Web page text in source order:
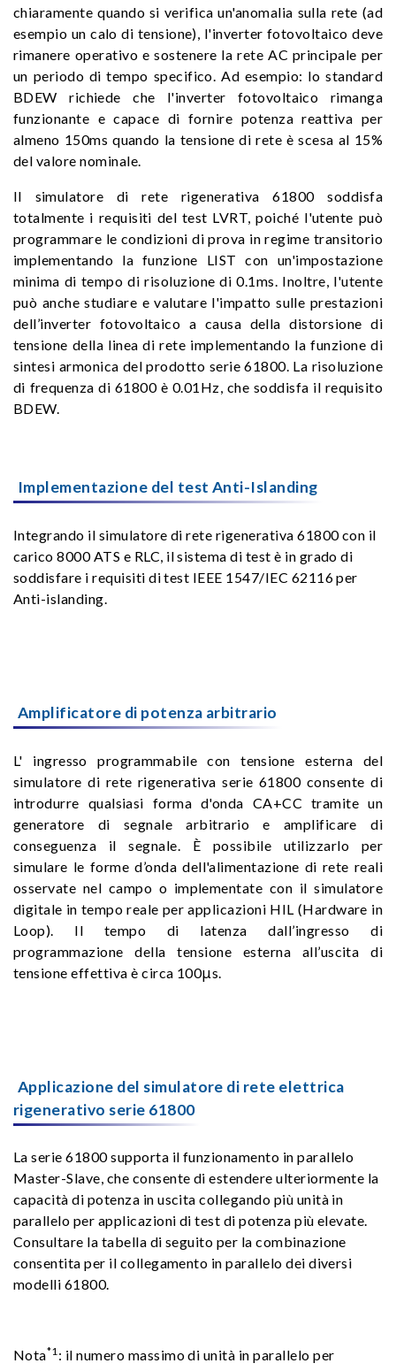
chiaramente quando si verifica un'anomalia sulla rete (ad
esempio un calo di tensione), l'inverter fotovoltaico deve
rimanere operativo e sostenere la rete AC principale per
un periodo di tempo specifico. Ad esempio: lo standard
BDEW richiede che l'inverter fotovoltaico rimanga
funzionante e capace di fornire potenza reattiva per
almeno 150ms quando la tensione di rete è scesa al 15%
del valore nominale.
Il simulatore di rete rigenerativa 61800 soddisfa
totalmente i requisiti del test LVRT, poiché l'utente può
programmare le condizioni di prova in regime transitorio
implementando la funzione LIST con un'impostazione
minima di tempo di risoluzione di 0.1ms. Inoltre, l'utente
può anche studiare e valutare l'impatto sulle prestazioni
dell’inverter fotovoltaico a causa della distorsione di
tensione della linea di rete implementando la funzione di
sintesi armonica del prodotto serie 61800. La risoluzione
di frequenza di 61800 è 0.01Hz, che soddisfa il requisito
BDEW.
Implementazione del test Anti-Islanding
Integrando il simulatore di rete rigenerativa 61800 con il
carico 8000 ATS e RLC, il sistema di test è in grado di
soddisfare i requisiti di test IEEE 1547/IEC 62116 per
Anti-islanding.
Amplificatore di potenza arbitrario
L' ingresso programmabile con tensione esterna del
simulatore di rete rigenerativa serie 61800 consente di
introdurre qualsiasi forma d'onda CA+CC tramite un
generatore di segnale arbitrario e amplificare di
conseguenza il segnale. È possibile utilizzarlo per
simulare le forme d’onda dell'alimentazione di rete reali
osservate nel campo o implementate con il simulatore
digitale in tempo reale per applicazioni HIL (Hardware in
Loop). Il tempo di latenza dall’ingresso di
programmazione della tensione esterna all’uscita di
tensione effettiva è circa 100μs.
Applicazione del simulatore di rete elettrica
rigenerativo serie 61800
La serie 61800 supporta il funzionamento in parallelo
Master-Slave, che consente di estendere ulteriormente la
capacità di potenza in uscita collegando più unità in
parallelo per applicazioni di test di potenza più elevate.
Consultare la tabella di seguito per la combinazione
consentita per il collegamento in parallelo dei diversi
modelli 61800.
Nota*1: il numero massimo di unità in parallelo per